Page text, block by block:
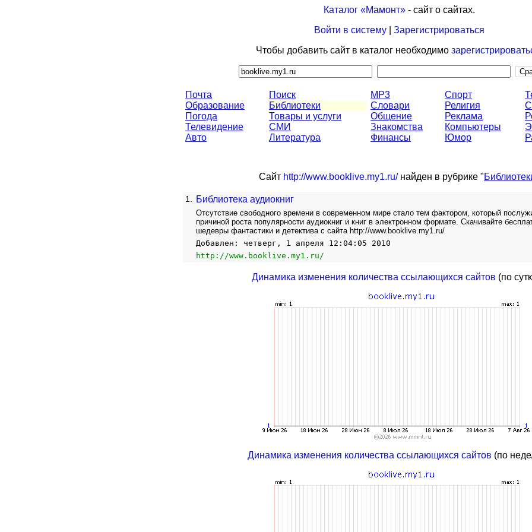
Каталог «Мамонт»- сайт о сайтах.
Войти в систему| Зарегистрироваться
Чтобы добавить сайт в каталог необходимо
Почта
Образование
Погода
Телевидение
Авто
Поиск
Библиотеки
Товары и услуги
СМИ
Литература
MP3
Словари
Общение
Знакомства
Финансы
Спорт
Религия
Реклама
Компьютеры
Юмор
Сайт http://www.booklive.my1.ru/найден в рубрике "
1. Библиотека аудиокниг
Отсутствие свободного времени в современном мире стало тем фактором, который
причиной роста популярности аудиокниг и книг в электронном формате. Скачивайте
шедевры фантастики и детектива с сайта http://www.booklive.my1.ru/
Добавлен: четверг, 1 апреля 12:04:05 2010
http://www.booklive.my1.ru/
Динамика изменения количества ссылающихся сайтов (по
Динамика изменения количества ссылающихся сайтов (по